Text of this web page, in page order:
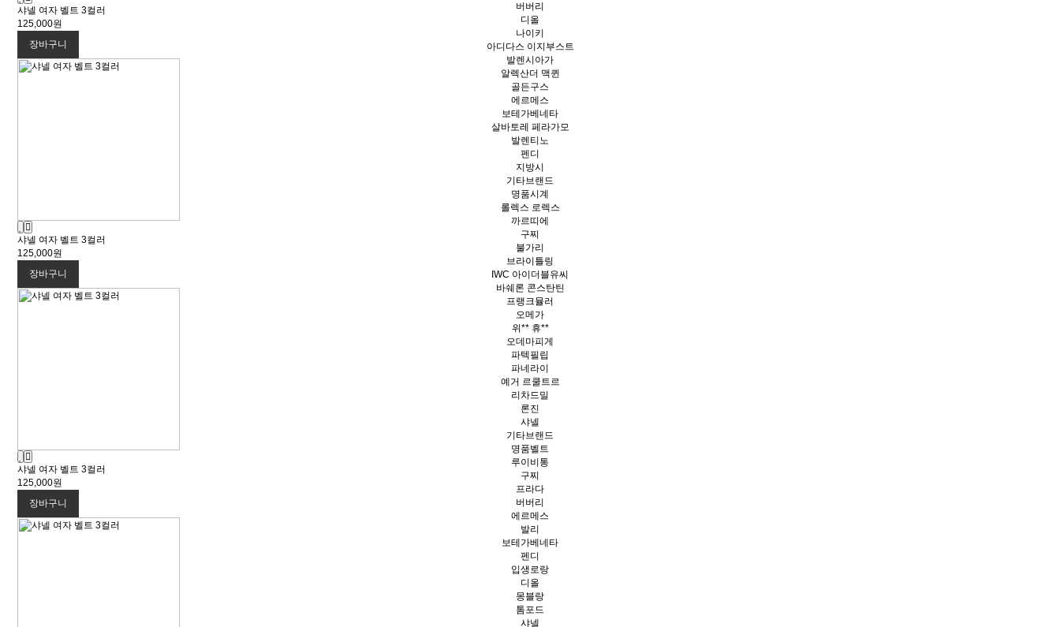
버버리
디올
나이키
아디다스 이지부스트
발렌시아가
알렉산더 맥퀸
골든구스
에르메스
보테가베네타
살바토레 페라가모
발렌티노
펜디
지방시
기타브랜드
명품시계
롤렉스 로렉스
까르띠에
구찌
불가리
브라이틀링
IWC 아이더블유씨
바쉐론 콘스탄틴
프랭크뮬러
오메가
위** 휴**
오데마피게
파텍필립
파네라이
예거 르쿨트르
리차드밀
론진
샤넬
기타브랜드
명품벨트
루이비통
구찌
프라다
버버리
에르메스
발리
보테가베네타
펜디
입생로랑
디올
몽블랑
톰포드
샤넬
샤넬 여자 벨트 3컬러
125,000원
장바구니
샤넬 여자 벨트 3컬러
125,000원
장바구니
샤넬 여자 벨트 3컬러
125,000원
장바구니